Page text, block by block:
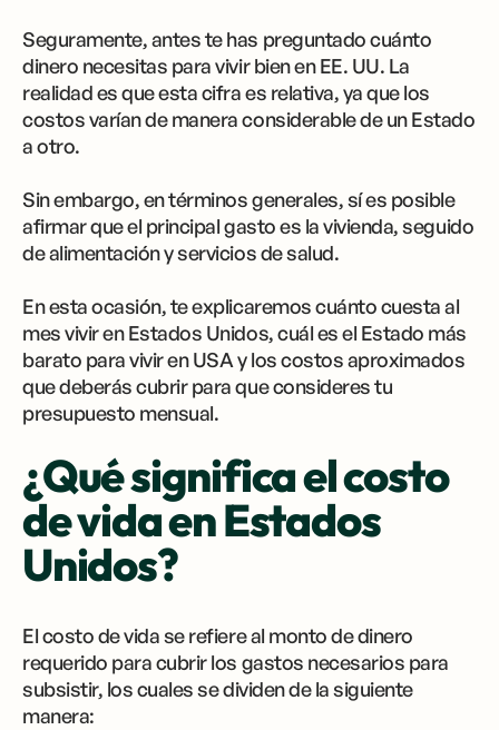
Seguramente, antes te has preguntado cuánto
dinero necesitas para vivir bien en EE. UU. La
realidad es que esta cifra es relativa, ya que los
costos varían de manera considerable de un Estado
a otro.
Sin embargo, en términos generales, sí es posible
afirmar que el principal gasto es la vivienda, seguido
de alimentación y servicios de salud.
En esta ocasión, te explicaremos cuánto cuesta al
mes vivir en Estados Unidos, cuál es el Estado más
barato para vivir en USA y los costos aproximados
que deberás cubrir para que consideres tu
presupuesto mensual.
¿Qué significa el costo
de vida en Estados
Unidos?
El costo de vida se refiere al monto de dinero
requerido para cubrir los gastos necesarios para
subsistir, los cuales se dividen de la siguiente
manera: